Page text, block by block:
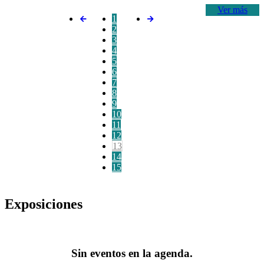
Ver más
1
2
3
4
5
6
7
8
9
10
11
12
13
14
15
Exposiciones
Sin eventos en la agenda.